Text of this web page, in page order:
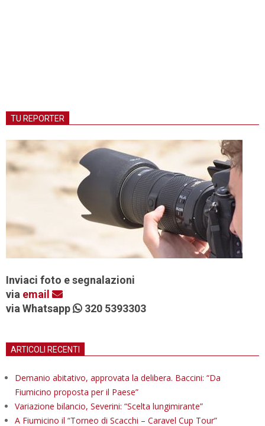
TU REPORTER
Inviaci foto e segnalazioni
via email
via Whatsapp
320 5393303
ARTICOLI RECENTI
Demanio abitativo, approvata la delibera. Baccini: “Da
Fiumicino proposta per il Paese”
Variazione bilancio, Severini: “Scelta lungimirante”
A Fiumicino il “Torneo di Scacchi – Caravel Cup Tour”